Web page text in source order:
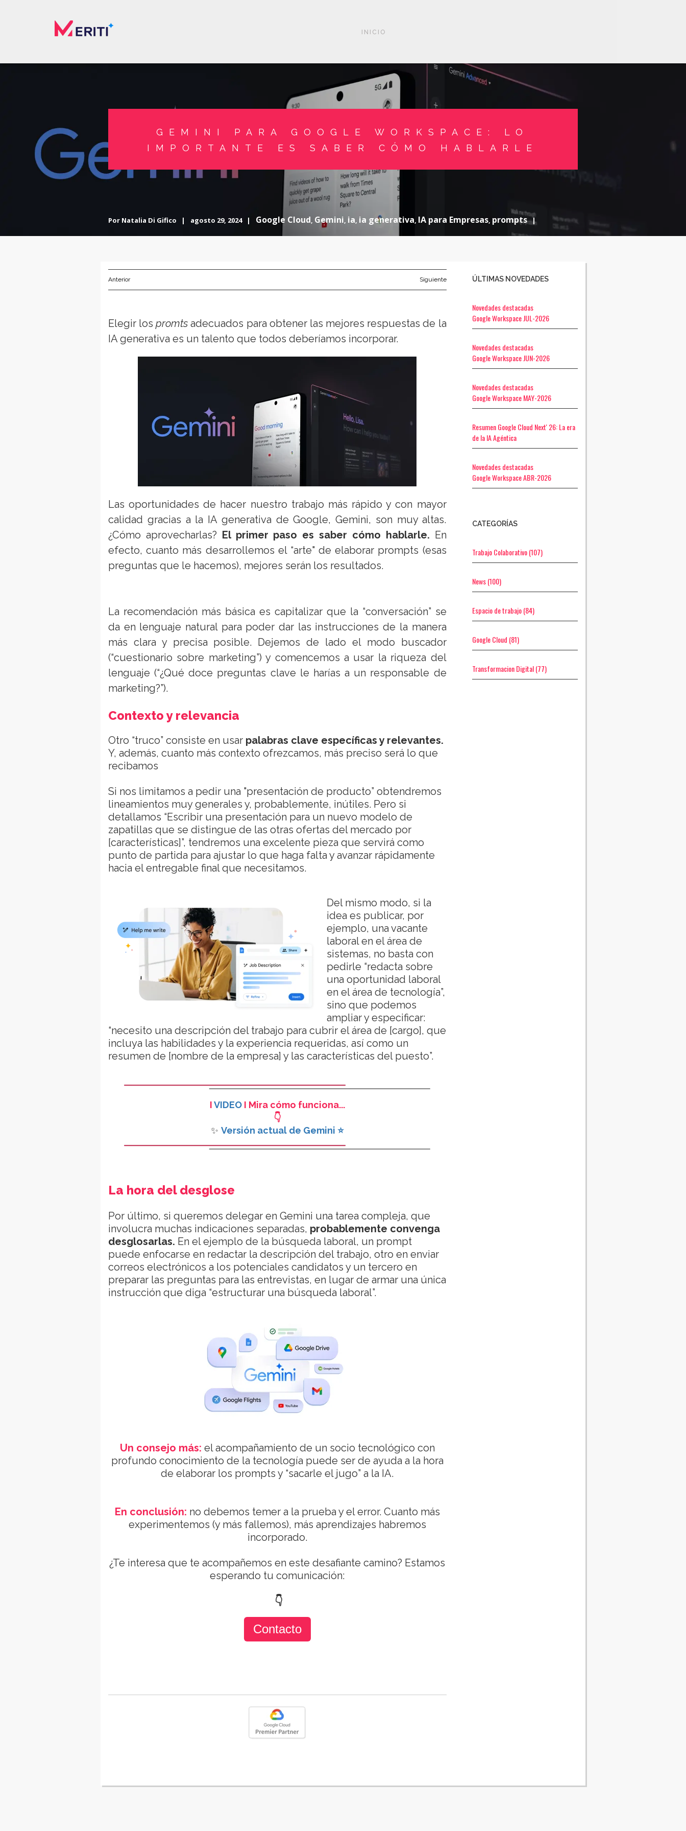
INICIO
GEMINI PARA GOOGLE WORKSPACE: LO
IMPORTANTE ES SABER CÓMO HABLARLE
Por Natalia Di Gifico | agosto 29, 2024 | Google Cloud, Gemini, ia, ia generativa, IA para Empresas, prompts|
Anterior Siguiente
Elegir lospromts adecuados para obtener las mejores respuestas de la
IA generativa es un talento que todos deberíamos incorporar.
Las oportunidades de hacer nuestro trabajo más rápido y con mayor
calidad gracias a la IA generativa de Google, Gemini, son muy altas.
¿Cómo aprovecharlas? El primer paso es saber cómo hablarle. En
efecto, cuanto más desarrollemos el “arte" de elaborar prompts (esas
preguntas que le hacemos), mejores serán los resultados.
La recomendación más básica es capitalizar que la “conversación” se
da en lenguaje natural para poder dar las instrucciones de la manera
más clara y precisa posible. Dejemos de lado el modo buscador
(“cuestionario sobre marketing”) y comencemos a usar la riqueza del
lenguaje (“¿Qué doce preguntas clave le harías a un responsable de
marketing?”).
Contexto y relevancia
Otro “truco” consiste en usar palabras clave específicas y relevantes.
Y, además, cuanto más contexto ofrezcamos, más preciso será lo que
recibamos
Si nos limitamos a pedir una "presentación de producto” obtendremos
lineamientos muy generales y, probablemente, inútiles. Pero si
detallamos “Escribir una presentación para un nuevo modelo de
zapatillas que se distingue de las otras ofertas del mercado por
[características]”, tendremos una excelente pieza que servirá como
punto de partida para ajustar lo que haga falta y avanzar rápidamente
hacia el entregable final que necesitamos.
Del mismo modo, si la
idea es publicar, por
ejemplo, una vacante
laboral en el área de
sistemas, no basta con
pedirle “redacta sobre
una oportunidad laboral
en el área de tecnología”,
sino que podemos
ampliar y especificar:
“necesito una descripción del trabajo para cubrir el área de [cargo], que
incluya las habilidades y la experiencia requeridas, así como un
resumen de [nombre de la empresa] y las características del puesto”.
IVIDEOI Mira cómo funciona...
👇
✨ Versión actual de Gemini ⭐
La hora del desglose
Por último, si queremos delegar en Gemini una tarea compleja, que
involucra muchas indicaciones separadas, probablemente convenga
desglosarlas. En el ejemplo de la búsqueda laboral, un prompt
puede enfocarse en redactar la descripción del trabajo, otro en enviar
correos electrónicos a los potenciales candidatos y un tercero en
preparar las preguntas para las entrevistas, en lugar de armar una única
instrucción que diga “estructurar una búsqueda laboral”.
Un consejo más: el acompañamiento de un socio tecnológico con
profundo conocimiento de la tecnología puede ser de ayuda a la hora
de elaborar los prompts y “sacarle el jugo” a la IA.
En conclusión: no debemos temer a la prueba y el error. Cuanto más
experimentemos (y más fallemos), más aprendizajes habremos
incorporado.
¿Te interesa que te acompañemos en este desafiante camino? Estamos
esperando tu comunicación:
👇
Contacto
ÚLTIMAS NOVEDADES
Novedades destacadas
Google Workspace JUL-2026
Novedades destacadas
Google Workspace JUN-2026
Novedades destacadas
Google Workspace MAY-2026
Resumen Google Cloud Next' 26: La era
de la IA Agéntica
Novedades destacadas
Google Workspace ABR-2026
CATEGORÍAS
Trabajo Colaborativo(107)
News(100)
Espacio de trabajo(84)
Google Cloud (81)
Transformacion Digital(77)